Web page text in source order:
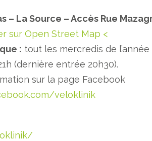
– La Source – Accès Rue
sur Open Street Map <
: tout les mercredis de l’année
(dernière entrée 20h30).
sur la page Facebook
veloklinik